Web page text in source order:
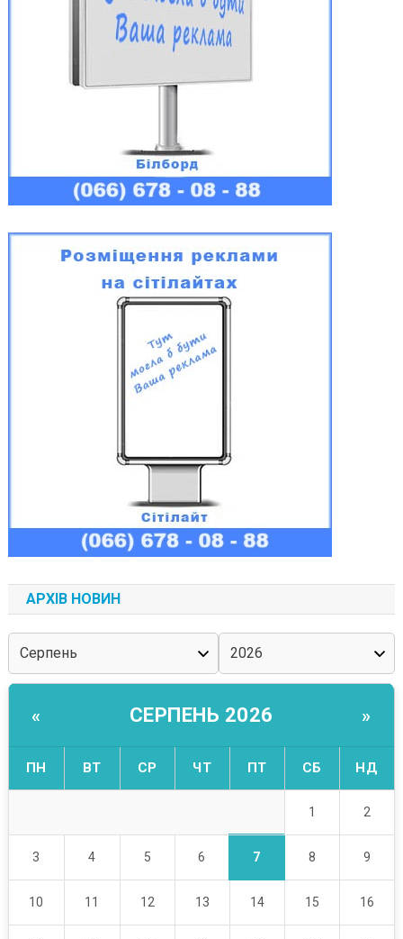
АРХІВ НОВИН
« СЕРПЕНЬ 2026 »
ПН ВТ СР ЧТ ПТ СБ НД
1 2
3 4 5 6 7 8 9
10 11 12 13 14 15 16